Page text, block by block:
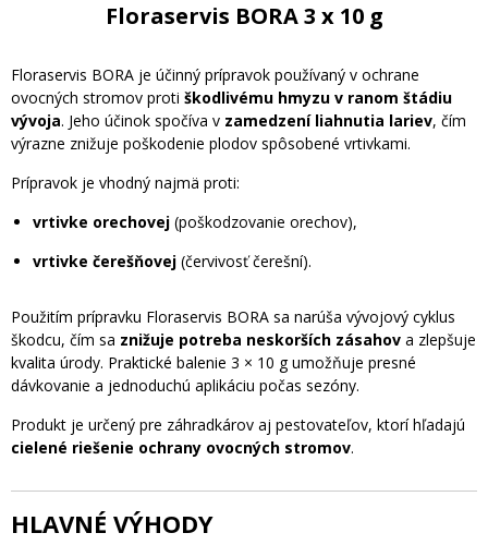
Floraservis BORA 3 x 10 g
Floraservis BORA je účinný prípravok používaný v ochrane
ovocných stromov proti škodlivému hmyzu v ranom štádiu
vývoja. Jeho účinok spočíva v zamedzení liahnutia lariev, čím
výrazne znižuje poškodenie plodov spôsobené vrtivkami.
Prípravok je vhodný najmä proti:
vrtivke orechovej (poškodzovanie orechov),
vrtivke čerešňovej (červivosť čerešní).
Použitím prípravku Floraservis BORA sa narúša vývojový cyklus
škodcu, čím sa znižuje potreba neskorších zásahov a zlepšuje
kvalita úrody. Praktické balenie 3 × 10 g umožňuje presné
dávkovanie a jednoduchú aplikáciu počas sezóny.
Produkt je určený pre záhradkárov aj pestovateľov, ktorí hľadajú
cielené riešenie ochrany ovocných stromov.
HLAVNÉ VÝHODY